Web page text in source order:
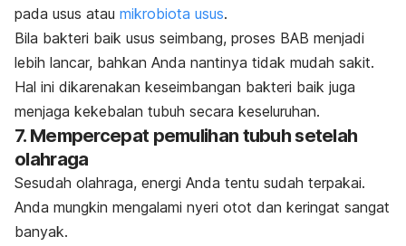
pada usus atau mikrobiota usus.
Bila bakteri baik usus seimbang, proses BAB menjadi
lebih lancar, bahkan Anda nantinya tidak mudah sakit.
Hal ini dikarenakan keseimbangan bakteri baik juga
menjaga kekebalan tubuh secara keseluruhan.
7. Mempercepat pemulihan tubuh setelah
olahraga
Sesudah olahraga, energi Anda tentu sudah terpakai.
Anda mungkin mengalami nyeri otot dan keringat sangat
banyak.